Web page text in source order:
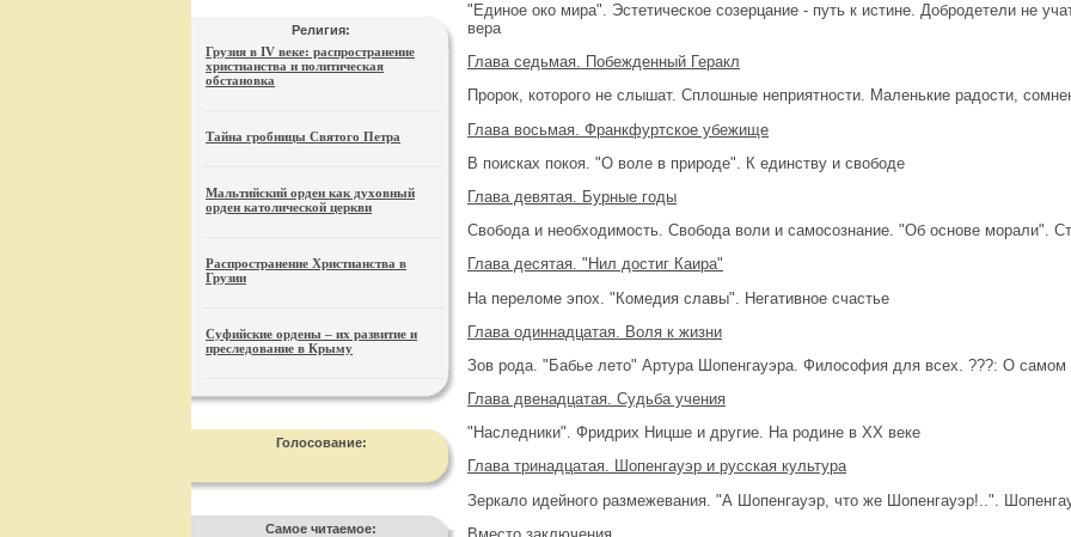
Религия:
Грузия в IV веке: распространение
христианства и политическая
обстановка
Тайна гробницы Святого Петра
Мальтийский орден как духовный
орден католической церкви
Распространение Христианства в
Грузии
Суфийские ордены – их развитие и
преследование в Крыму
Голосование:
Самое читаемое:
"Единое око мира". Эстетическое созерцание - путь к истине. Добродетели не
вера
Глава седьмая. Побежденный Геракл
Пророк, которого не слышат. Сплошные неприятности. Маленькие радости,
Глава восьмая. Франкфуртское убежище
В поисках покоя. "О воле в природе". К единству и свободе
Глава девятая. Бурные годы
Свобода и необходимость. Свобода воли и самосознание. "Об основе морали".
Глава десятая. "Нил достиг Каира"
На переломе эпох. "Комедия славы". Негативное счастье
Глава одиннадцатая. Воля к жизни
Зов рода. "Бабье лето" Артура Шопенгауэра. Философия для всех. ???: О
Глава двенадцатая. Судьба учения
"Наследники". Фридрих Ницше и другие. На родине в XX веке
Глава тринадцатая. Шопенгауэр и русская культура
Зеркало идейного размежевания. "А Шопенгауэр, что же Шопенгауэр!..".